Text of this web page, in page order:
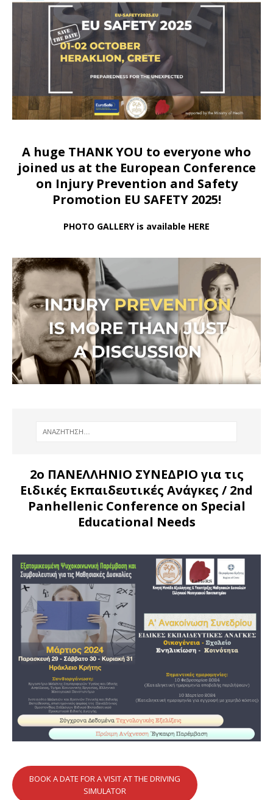
A huge THANK YOU to everyone who
joined us at the European Conference
on Injury Prevention and Safety
Promotion EU SAFETY 2025!
PHOTO GALLERY is available HERE
2ο ΠΑΝΕΛΛΗΝΙΟ ΣΥΝΕΔΡΙΟ για τις
Ειδικές Εκπαιδευτικές Ανάγκες / 2nd
Panhellenic Conference on Special
Educational Needs
BOOK A DATE FOR A VISIT AT THE DRIVING
SIMULATOR